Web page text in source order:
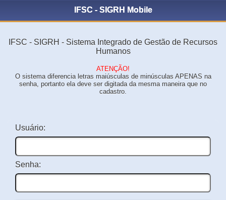
IFSC - SIGRH Mobile
IFSC - SIGRH - Sistema Integrado de Gestão de Recursos
Humanos
ATENÇÃO!
O sistema diferencia letras maiúsculas de minúsculas APENAS na
senha, portanto ela deve ser digitada da mesma maneira que no
cadastro.
Usuário:
Senha: